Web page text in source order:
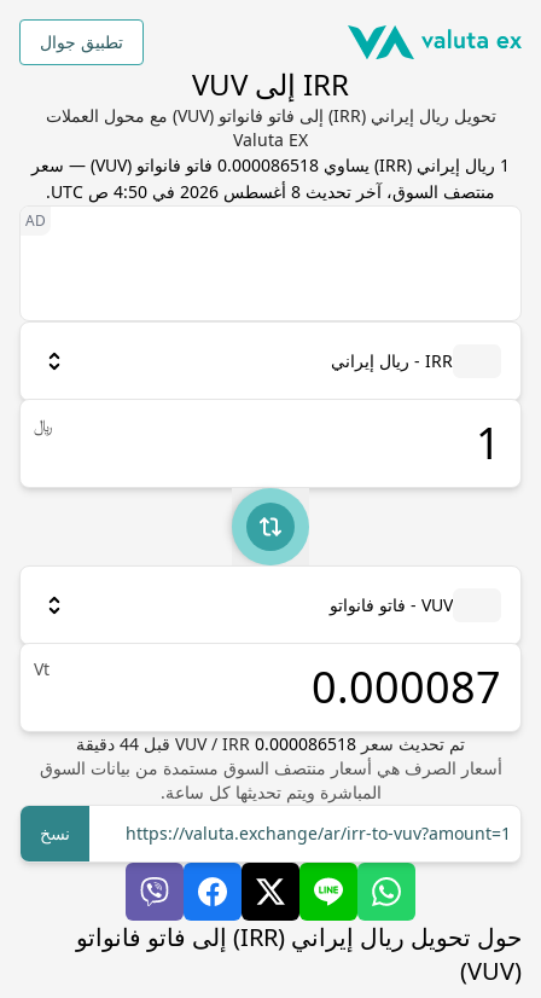
تطبيق جوال
IRR إلى VUV
تحويل ريال إيراني (IRR) إلى فاتو فانواتو (VUV) مع محول العملات
Valuta EX
1 ريال إيراني (
IRR) يساوي 0.000086518 فاتو فانواتو (
VUV) — سعر
منتصف السوق، آخر تحديث 8 أغسطس 2026 في 4:50 ص UTC .
IRR - ريال إيراني
﷼
VUV - فاتو فانواتو
Vt
تم تحديث سعر VUV/ IRR 0.000086518 قبل 44 دقيقة
أسعار الصرف هي أسعار منتصف السوق مستمدة من بيانات السوق
المباشرة ويتم تحديثها كل ساعة.
https://valuta.exchange/ar/irr-to-vuv?amount=1
نسخ
حول تحويل ريال إيراني (IRR) إلى فاتو فانواتو
(VUV)